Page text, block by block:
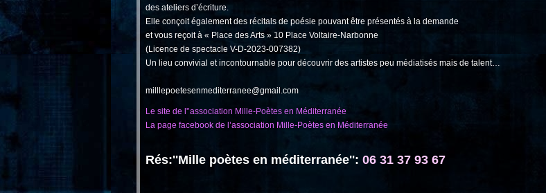
des ateliers d’écriture.
Elle conçoit également des récitals de poésie pouvant être présentés à la demande
et vous reçoit à « Place des Arts » 10 Place Voltaire-Narbonne
(Licence de spectacle V-D-2023-007382)
Un lieu convivial et incontournable pour découvrir des artistes peu médiatisés mais de talent…
milllepoetesenmediterranee@gmail.com
Le site de l'’association Mille-Poètes en Méditerranée
La page facebook de l’association Mille-Poètes en Méditerranée
Rés:''Mille poètes en méditerranée'': 06 31 37 93 67